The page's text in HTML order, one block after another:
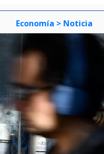
Economía > Noticia